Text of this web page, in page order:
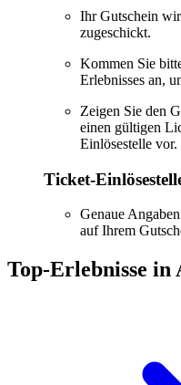
Ihr Gutschein
zugeschickt.
Kommen Sie
Erlebnisses an,
Zeigen Sie den
einen gültigen
Einlösestelle vor.
Ticket-
Genaue
auf Ihrem
Top-Erlebnisse in